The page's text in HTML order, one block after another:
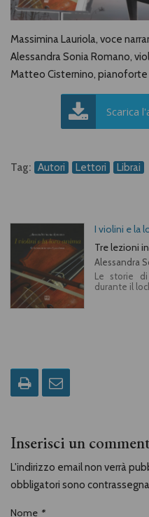
Massimina Lauriola, voce
Alessandra Sonia Romano,
Matteo Cisternino, pianoforte
Scarica
Tag: Autori Lettori Librai
I violini e la
Tre lezioni
Alessandra
Le storie
durante il
Inserisci un
L'indirizzo email non verrà
obbligatori sono
Nome *